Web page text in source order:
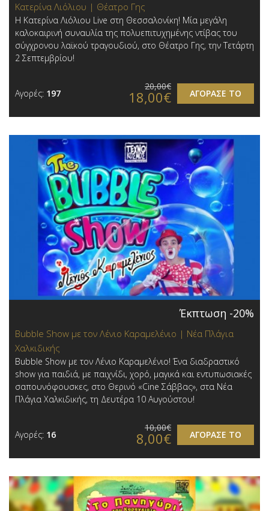
Κατερίνα Λιόλιου | Θέατρο Γης
Η Κατερίνα Λιόλιου Live στη Θεσσαλονίκη! Μία μεγάλη
καλοκαιρινή συναυλία της πολυεπιτυχημένης ντίβας του
σύγχρονου λαϊκού τραγουδιού, στο Θέατρο Γης, την Τετάρτη
2 Σεπτεμβρίου!
Αγορές: 197 ΑΓΟΡΑΣΕ ΤΟ
20,00€
18,00€
Έκπτωση -20%
Bubble Show με τον Λένιο Καραμελένιο | Νέα Πλάγια
Χαλκιδικής
Bubble Show με τον Λένιο Καραμελένιο! Ένα διαδραστικό
show για παιδιά, με παιχνίδι, χορό, μαγικά και εντυπωσιακές
σαπουνόφουσκες, στο Θερινό «Cine Σάββας», στα Νέα
Πλάγια Χαλκιδικής, τη Δευτέρα 10 Αυγούστου!
Αγορές: 16 ΑΓΟΡΑΣΕ ΤΟ
10,00€
8,00€